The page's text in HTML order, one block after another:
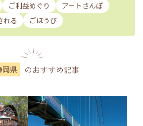
ご利益めぐり
アートさんぽ
れる ごほうび
岡県 のおすすめ記事